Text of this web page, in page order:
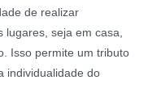
de realizar
lugares, seja em casa,
Isso permite um tributo
individualidade do